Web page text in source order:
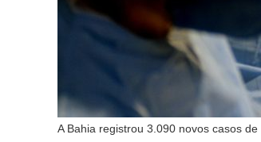
A Bahia registrou 3.090 novos casos